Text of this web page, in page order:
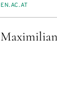
MAIL
EN.AC.AT